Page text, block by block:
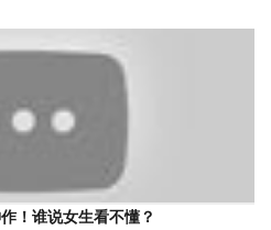
！谁说女生看不懂？